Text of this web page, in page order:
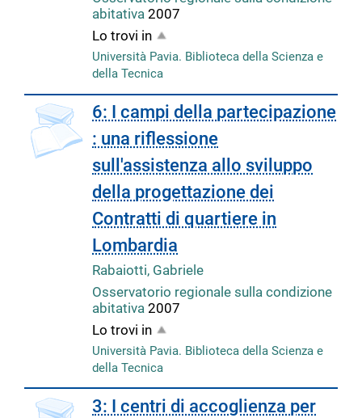
abitativa2007
Lo trovi in
Università Pavia. Biblioteca della Scienza e
della Tecnica
copertina
6: I campi della partecipazione
: una riflessione
sull'assistenza allo sviluppo
della progettazione dei
Contratti di quartiere in
Lombardia
Rabaiotti, Gabriele
Osservatorio regionale sulla condizione
abitativa2007
Lo trovi in
Università Pavia. Biblioteca della Scienza e
della Tecnica
copertina
3: I centri di accoglienza per